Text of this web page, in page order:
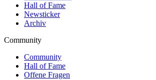
Hall of Fame
Newsticker
Archiv
Community
Community
Hall of Fame
Offene Fragen